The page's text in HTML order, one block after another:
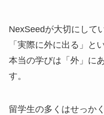
NexSeedが大切にして
「実際に外に出る」と
本当の学びは「外」に
す。
留学生の多くはせっか